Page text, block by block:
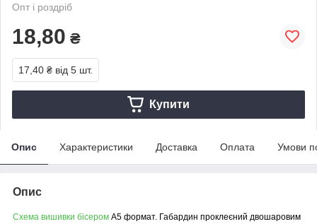
Опт і роздріб
18,80 ₴
17,40 ₴ від 5 шт.
Купити
Опис Характеристики Доставка Оплата Умови
Опис
Схема вишивки бісером А5 формат. Габардин проклеєний двошаровим